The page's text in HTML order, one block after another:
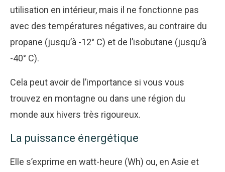
utilisation en intérieur, mais il ne fonctionne pas
avec des températures négatives, au contraire du
propane (jusqu’à -12° C) et de l’isobutane (jusqu’à
-40° C).
Cela peut avoir de l’importance si vous vous
trouvez en montagne ou dans une région du
monde aux hivers très rigoureux.
La puissance énergétique
Elle s’exprime en watt-heure (Wh) ou, en Asie et